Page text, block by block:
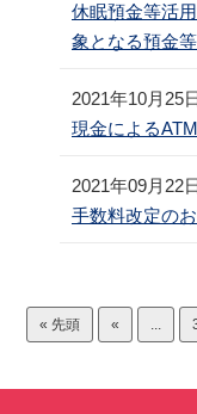
休眠預金等活
象となる預金
2021年10月25
現金による
2021年09月22
手数料改定の
« 先頭 « ...